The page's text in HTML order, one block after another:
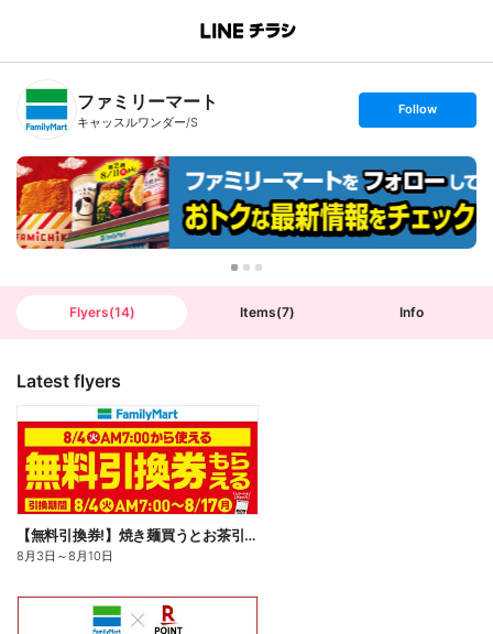
B
n
T
ファミリーマート
キャッスルワンダー/S
s
t
o
l
l
o
w
Follow
Flyers(14) Items(7) Info
Latest flyers
【無料引換券!】焼き麺買うとお茶引換券貰える!
8月3日 ～8月10日